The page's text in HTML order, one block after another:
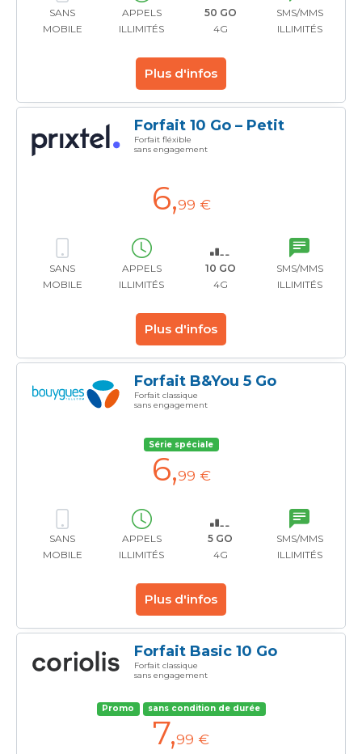
SANS
MOBILE
APPELS
ILLIMITÉS
50 GO
4G
SMS/MMS
ILLIMITÉS
Plus d'infos
Forfait 10 Go – Petit
Forfait fléxible
sans engagement
6,99 €
SANS
MOBILE
APPELS
ILLIMITÉS
10 GO
4G
SMS/MMS
ILLIMITÉS
Plus d'infos
Forfait B&You 5 Go
Forfait classique
sans engagement
Série spéciale
6,99 €
SANS
MOBILE
APPELS
ILLIMITÉS
5 GO
4G
SMS/MMS
ILLIMITÉS
Plus d'infos
Forfait Basic 10 Go
Forfait classique
sans engagement
Promo sans condition de durée
7,99 €